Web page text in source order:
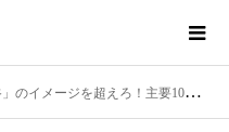
ジを超えろ！主要10駅の商圏データ徹底分析で導く、テナント出店の最適解